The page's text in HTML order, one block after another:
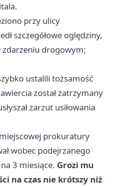
przy ulicy
szczegółowe oględziny,
zdarzeniu drogowym;
ustalili tożsamość
został zatrzymany
zarzut usiłowania
prokuratury
wobec podejrzanego
3 miesiące. Grozi mu
na czas nie krótszy niż